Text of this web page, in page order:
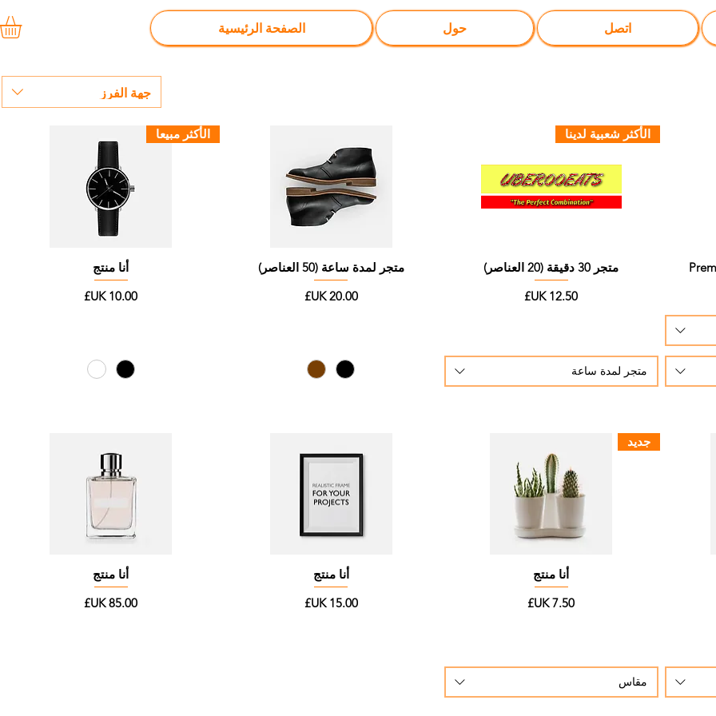
الصفحة الرئيسية حول اتصل
جهة الفرز
الأكثر شعبية لدينا
متجر 30 دقيقة (20 العناصر)
السعر
متجر لمدة ساعة
متجر لمدة ساعة (50 العناصر)
السعر‏20.00 UK£
الأكثر مبيعا
أنا منتج
السعر
جديد
أنا منتج
السعر
مقاس
أنا منتج
السعر‏15.00 UK£
أنا منتج
السعر